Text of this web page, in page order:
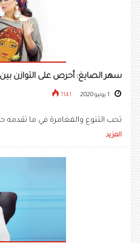
سهر الصايغ: أحرص على التوازن
1141
تحب التنوع والمغامرة في ما تقدمه
المزيد